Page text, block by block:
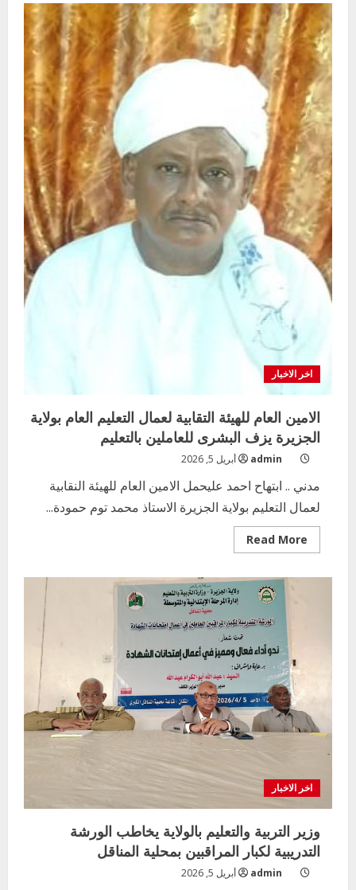
كبار
المراقبين
بمحلية
القرشي
اخر الاخبار
الامين العام للهيئة التقابية لعمال التعليم العام بولاية
الجزيرة يزف البشرى للعاملين بالتعليم
admin أبريل 5, 2026
مدني .. ابتهاح احمد عليحمل الامين العام للهيئة النقابية
لعمال التعليم بولاية الجزيرة الاستاذ محمد توم حمودة...
Read More
more
العام
للهيئة
التقابية
لعمال
التعليم
العام
بولاية
الجزيرة
يزف
البشرى
للعاملين
بالتعليم
اخر الاخبار
وزير التربية والتعليم بالولاية يخاطب الورشة
التدريبية لكبار المراقبين بمحلية المناقل
admin أبريل 5, 2026